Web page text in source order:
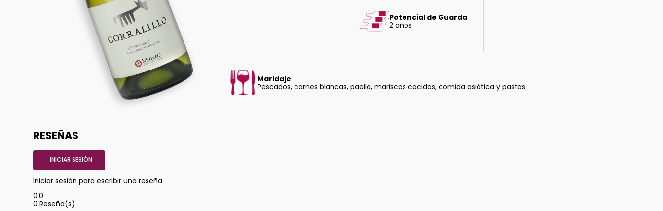
Potencial de Guarda
2 años
Maridaje
Pescados, carnes blancas, paella, mariscos cocidos, comida asiática y pastas
RESEÑAS
INICIAR SESIÓN
Iniciar sesión para escribir una reseña
0.0
0 Reseña(s)